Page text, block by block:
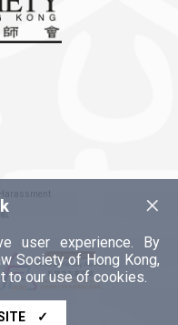
×
user experience. By
Society of Hong Kong,
to our use of cookies.
✓